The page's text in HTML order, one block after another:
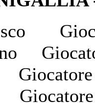
Giocatore
Giocatore